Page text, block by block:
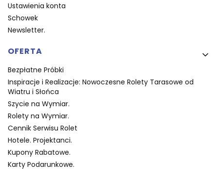
Ustawienia konta
Schowek
Newsletter.
OFERTA
Bezpłatne Próbki
Inspiracje i Realizacje: Nowoczesne Rolety Tarasowe od
Wiatru i Słońca
Szycie na Wymiar.
Rolety na Wymiar.
Cennik Serwisu Rolet
Hotele. Projektanci.
Kupony Rabatowe.
Karty Podarunkowe.